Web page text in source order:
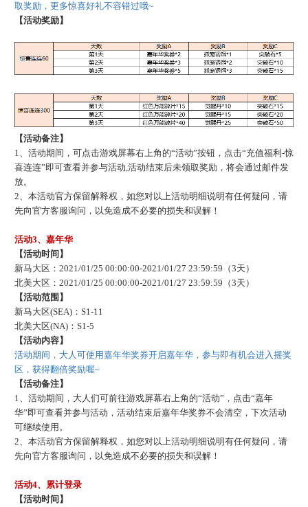
取奖励，更多惊喜好礼不容错过哦~
【活动奖励】
【活动备注】
1、活动期间，可点击游戏屏幕右上角的“活动”按钮，点击“充值福利-惊
喜连连”即可查看并参与活动,活动结束后未领取奖励，将会通过邮件发
放。
2、本活动官方保留解释权，如您对以上活动明细说明有任何疑问，请
先向官方客服询问，以免造成不必要的损失和误解！
活动3、嘉年华
【活动时间】
新马大区： 2021/01/25 00:00:00-2021/01/27 23:59:59（3天）
北美大区： 2021/01/25 00:00:00-2021/01/27 23:59:59（3天）
【活动范围】
新马大区(SEA)：S1-11
北美大区(NA)：S1-5
【活动内容】
活动期间，大人可使用嘉年华奖券开启嘉年华，参与即有机会进入摇奖
区，获得翻倍奖励喔~
【活动备注】
1、活动期间，大人们可前往游戏屏幕右上角的“活动”，点击“嘉年
华”即可查看并参与活动，活动结束后嘉年华奖券不会清空，下次活动
可继续使用。
2、本活动官方保留解释权，如您对以上活动明细说明有任何疑问，请
先向官方客服询问，以免造成不必要的损失和误解！
活动4、累计登录
【活动时间】